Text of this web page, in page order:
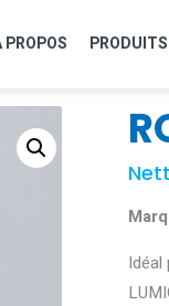
PROPOS PRODUITS